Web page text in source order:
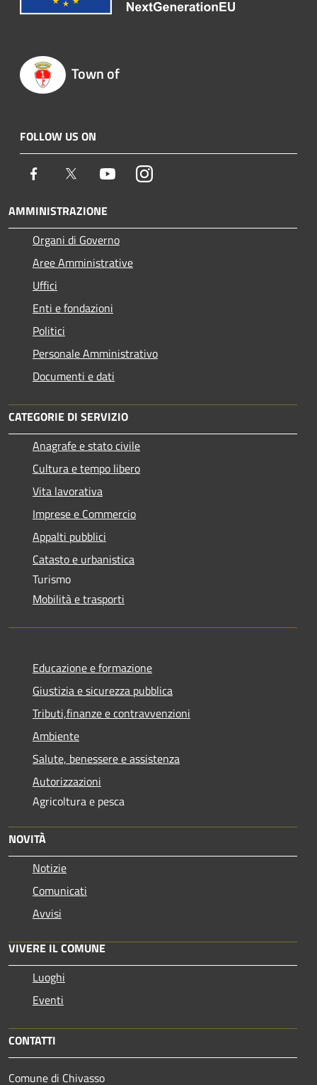
Town of
FOLLOW US ON
Facebook Twitter YoutubeInstagram
AMMINISTRAZIONE
Organi di Governo
Aree Amministrative
Uffici
Enti e fondazioni
Politici
Personale Amministrativo
Documenti e dati
CATEGORIE DI SERVIZIO
Anagrafe e stato civile
Cultura e tempo libero
Vita lavorativa
Imprese e Commercio
Appalti pubblici
Catasto e urbanistica
Turismo
Mobilità e trasporti
Educazione e formazione
Giustizia e sicurezza pubblica
Tributi,finanze e contravvenzioni
Ambiente
Salute, benessere e assistenza
Autorizzazioni
Agricoltura e pesca
NOVITÀ
Notizie
Comunicati
Avvisi
VIVERE IL COMUNE
Luoghi
Eventi
CONTATTI
Comune di Chivasso